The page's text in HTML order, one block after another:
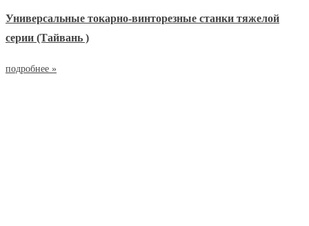
Универсальные токарно-винторезные станки тяжелой
серии (Тайвань )
подробнее »